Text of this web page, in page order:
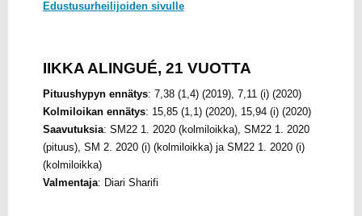
Edustusurheilijoiden sivulle
IIKKA ALINGUÉ, 21 VUOTTA
Pituushypyn ennätys: 7,38 (1,4) (2019), 7,11 (i) (2020)
Kolmiloikan ennätys: 15,85 (1,1) (2020), 15,94 (i) (2020)
Saavutuksia: SM22 1. 2020 (kolmiloikka), SM22 1. 2020
(pituus), SM 2. 2020 (i) (kolmiloikka) ja SM22 1. 2020 (i)
(kolmiloikka)
Valmentaja: Diari Sharifi